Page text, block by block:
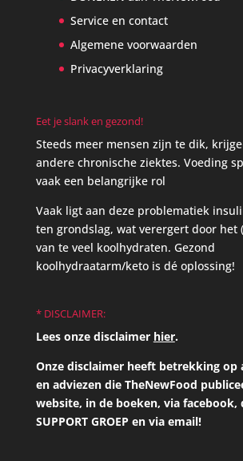
Service en contact
Algemene voorwaarden
Privacyverklaring
Eet je slank en gezond!
Steeds meer mensen zijn te dik,
andere chronische ziektes. Voeding
vaak een belangrijke rol
Vaak ligt aan deze problematiek
ten grondslag, wat verergert door het
van te veel koolhydraten. Gezond
koolhydraatarm/keto is dé oplossing!
* DISCLAIMER:
Lees onze disclaimer hier.
Onze disclaimer heeft betrekking op
en adviezen die TheNewFood
website, in de boeken, via facebook,
SUPPORT GROEP en via email!